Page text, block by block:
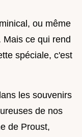
ou même
ce qui rend
spéciale, c'est
les souvenirs
de nos
de Proust,